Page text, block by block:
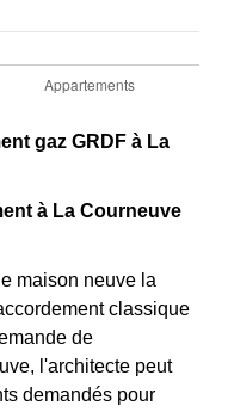
gaz GRDF à La
à La Courneuve
maison neuve la
classique
de
l'architecte peut
demandés pour